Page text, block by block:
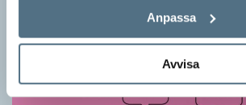
Anpassa
Avvisa